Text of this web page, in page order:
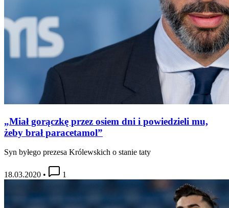
„Miał gorączkę przez osiem dni i powiedzieli mu,
żeby brał paracetamol”
Syn byłego prezesa Królewskich o stanie taty
18.03.2020 • 1